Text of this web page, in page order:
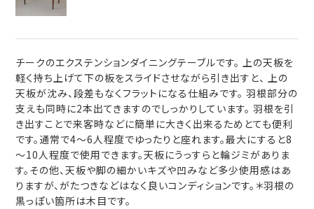
チークのエクステンションダイニングテーブルです。 上の天板を
軽く持ち上げて下の板をスライドさせながら引き出すと、 上の
天板が沈み、段差もなくフラットになる仕組みです。 羽根部分の
支えも同時に2本出てきますのでしっかりしています。 羽根を引
き出すことで来客時などに簡単に大きく出来るためとても便利
です。通常で4～6人程度でゆったりと座れます。最大にすると8
～10人程度で使用できます。天板にうっすらと輪ジミがありま
す。その他、天板や脚の細かいキズや凹みなど多少使用感はあ
りますが、がたつきなどはなく良いコンディションです。＊羽根の
黒っぽい箇所は木目です。